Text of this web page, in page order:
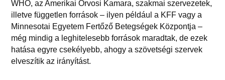
WHO, az Amerikai Orvosi Kamara, szakmai szervezetek,
illetve független források – ilyen például a KFF vagy a
Minnesotai Egyetem Fertőző Betegségek Központja –
még mindig a leghitelesebb források maradtak, de ezek
hatása egyre csekélyebb, ahogy a szövetségi szervek
elveszítik az irányítást.